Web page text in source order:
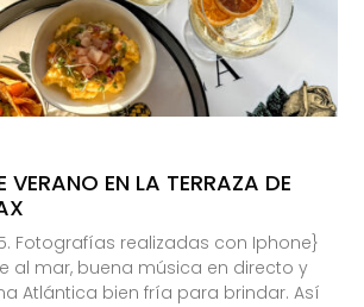
VERANO EN LA TERRAZA DE
Fotografías realizadas con Iphone}
al mar, buena música en directo y
Atlántica bien fría para brindar. Así